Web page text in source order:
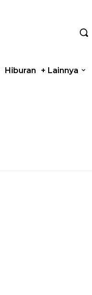
Hiburan + Lainnya